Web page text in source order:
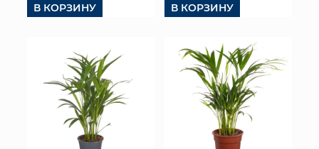
В КОРЗИНУ В КОРЗИНУ